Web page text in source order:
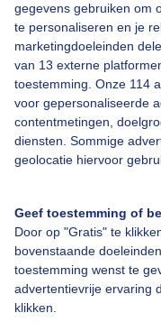
gegevens gebruiken om
te personaliseren en je
marketingdoeleinden
van 13 externe
toestemming. Onze 114
voor gepersonaliseerde
contentmetingen,
diensten. Sommige
geolocatie hiervoor
Geef toestemming of
Door op "Gratis" te
bovenstaande
toestemming wenst te
advertentievrije ervaring
klikken.
Een
Bedrijfsgegevens
Veelgestelde vragen
Contact